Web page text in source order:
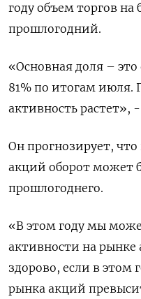
году объем торгов
прошлогодний.
«Основная доля –
81% по итогам
активность растет»,
Он прогнозирует,
акций оборот может
прошлогоднего.
«В этом году мы
активности на рынке
здорово, если в этом
рынка акций